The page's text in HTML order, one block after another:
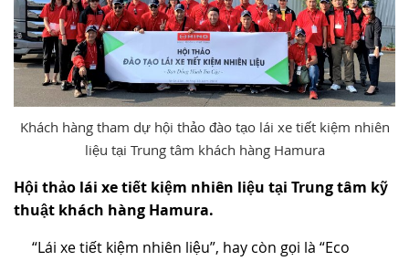
Khách hàng tham dự hội thảo đào tạo lái xe tiết kiệm nhiên
liệu tại Trung tâm khách hàng Hamura
Hội thảo lái xe tiết kiệm nhiên liệu tại Trung tâm kỹ
thuật khách hàng Hamura.
“Lái xe tiết kiệm nhiên liệu”, hay còn gọi là “Eco